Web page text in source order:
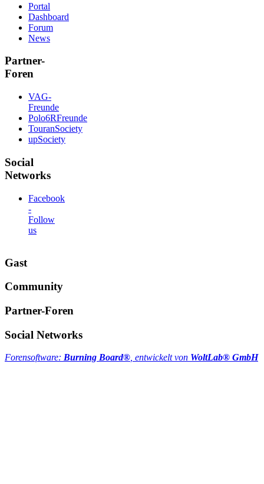
Portal
Dashboard
Forum
News
Partner-
Foren
VAG-
Freunde
Polo6RFreunde
TouranSociety
upSociety
Social
Networks
Facebook
-
Follow
us
Gast
Community
Partner-Foren
Social Networks
Forensoftware: Burning Board®, entwickelt von WoltLab® GmbH